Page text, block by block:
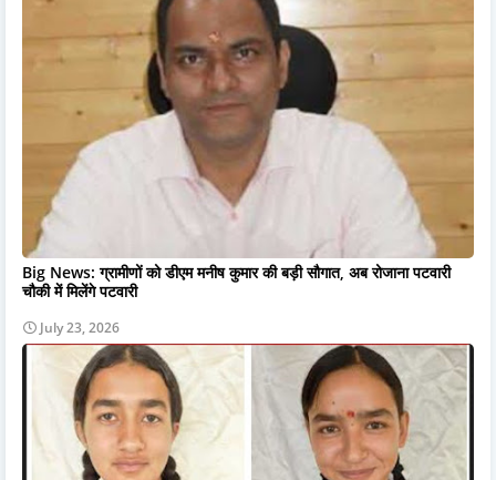
Big News: ग्रामीणों को डीएम मनीष कुमार की बड़ी सौगात, अब रोजाना पटवारी
चौकी में मिलेंगे पटवारी
July 23, 2026